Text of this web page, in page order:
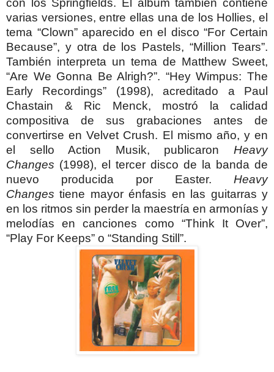
con los Springfields. El álbum también contiene
varias versiones, entre ellas una de los Hollies, el
tema “Clown” aparecido en el disco “For Certain
Because”, y otra de los Pastels, “Million Tears”.
También interpreta un tema de Matthew Sweet,
“Are We Gonna Be Alrigh?”. “Hey Wimpus: The
Early Recordings” (1998), acreditado a Paul
Chastain & Ric Menck, mostró la calidad
compositiva de sus grabaciones antes de
convertirse en Velvet Crush. El mismo año, y en
el sello Action Musik, publicaron Heavy
Changes (1998), el tercer disco de la banda de
nuevo producida por Easter. Heavy
Changes tiene mayor énfasis en las guitarras y
en los ritmos sin perder la maestría en armonías y
melodías en canciones como “Think It Over”,
“Play For Keeps” o “Standing Still”.